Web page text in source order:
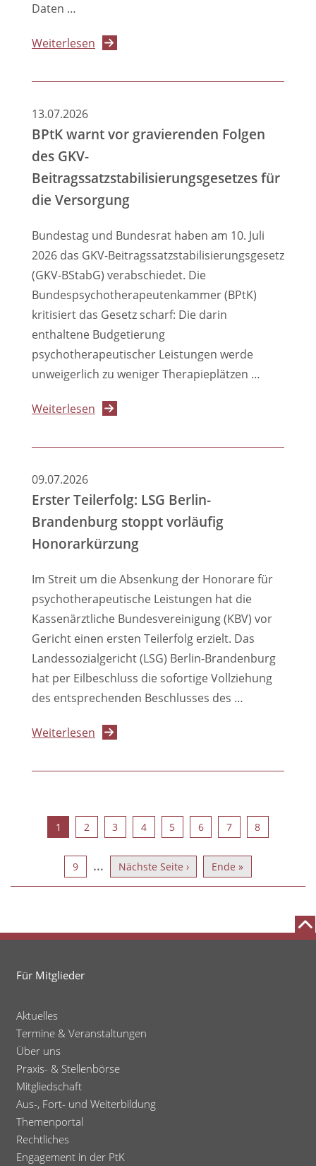
Daten …
Weiterlesen über
für
digitale
im
Gesundheitswesen:
warnt
vor
Einmischung
der
Kassen
in
Behandlung
13.07.2026
BPtK warnt vor gravierenden Folgen
des GKV-
Beitragssatzstabilisierungsgesetzes für
die Versorgung
Bundestag und Bundesrat haben am 10. Juli
2026 das GKV-Beitragssatzstabilisierungsgesetz
(GKV-BStabG) verabschiedet. Die
Bundespsychotherapeutenkammer (BPtK)
kritisiert das Gesetz scharf: Die darin
enthaltene Budgetierung
psychotherapeutischer Leistungen werde
unweigerlich zu weniger Therapieplätzen …
Weiterlesen über
warnt
Folgen
des
GKV-
für
die
Versorgung
09.07.2026
Erster Teilerfolg: LSG Berlin-
Brandenburg stoppt vorläufig
Honorarkürzung
Im Streit um die Absenkung der Honorare für
psychotherapeutische Leistungen hat die
Kassenärztliche Bundesvereinigung (KBV) vor
Gericht einen ersten Teilerfolg erzielt. Das
Landessozialgericht (LSG) Berlin-Brandenburg
hat per Eilbeschluss die sofortige Vollziehung
des entsprechenden Beschlusses des …
Weiterlesen über
Teilerfolg:
Brandenburg
vorläufig
Honorarkürzung
Seitennummerierung
Seite
1 Seite
2 Seite
3 Seite
4 Seite
5 Seite
6 Seite
7 Seite
8
Seite
9 … Nächste
Nächste Seite › Letzte
Ende »
Für Mitglieder
Aktuelles
Termine & Veranstaltungen
Über uns
Praxis- & Stellenbörse
Mitgliedschaft
Aus-, Fort- und Weiterbildung
Themenportal
Rechtliches
Engagement in der PtK